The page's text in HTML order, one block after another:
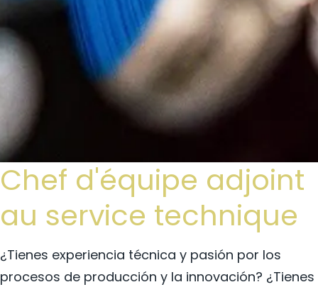
Chef d'équipe adjoint
au service technique
¿Tienes experiencia técnica y pasión por los
procesos de producción y la innovación? ¿Tienes